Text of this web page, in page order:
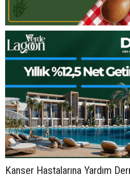
Kanser Hastalarına Yardım